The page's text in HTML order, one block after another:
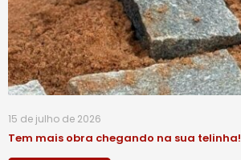
15 de julho de 2026
Tem mais obra chegando na sua telinha!